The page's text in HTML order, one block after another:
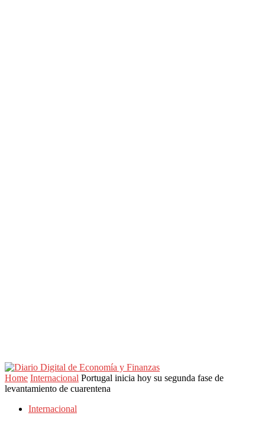
Home Internacional Portugal inicia hoy su segunda fase de
levantamiento de cuarentena
Internacional